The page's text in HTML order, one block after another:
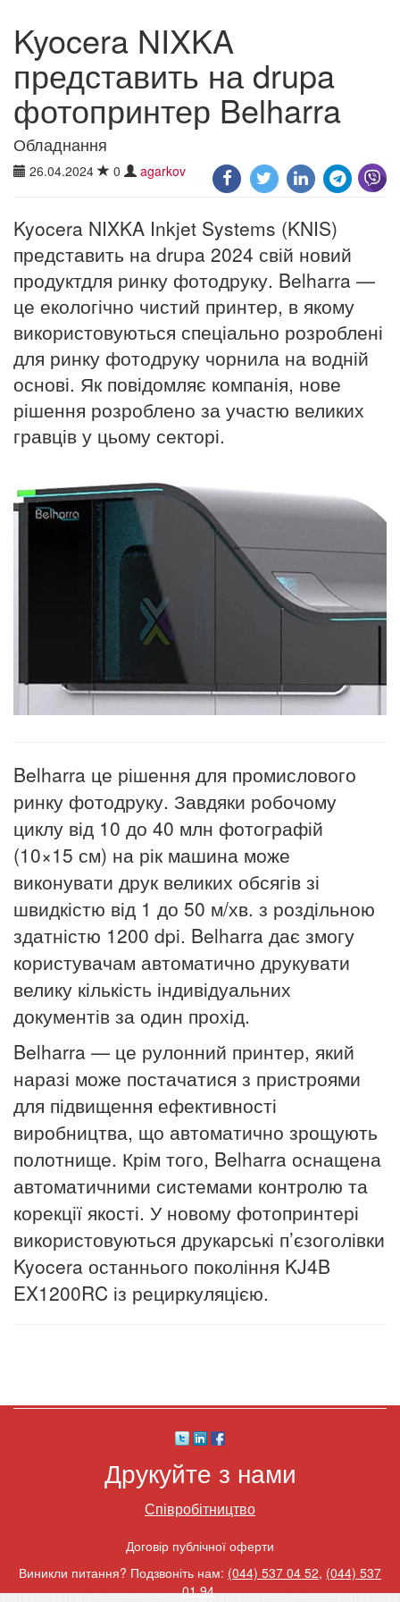
Kyocera NIXKA
представить на drupa
фотопринтер Belharra
Обладнання
26.04.2024 0 agarkov
Kyocera NIXKA Inkjet Systems (KNIS)
представить на drupa 2024 свій новий
продуктдля ринку фотодруку. Belharra —
це екологічно чистий принтер, в якому
використовуються спеціально розроблені
для ринку фотодруку чорнила на водній
основі. Як повідомляє компанія, нове
рішення розроблено за участю великих
гравців у цьому секторі.
Belharra це рішення для промислового
ринку фотодруку. Завдяки робочому
циклу від 10 до 40 млн фотографій
(10×15 см) на рік машина може
виконувати друк великих обсягів зі
швидкістю від 1 до 50 м/хв. з роздільною
здатністю 1200 dpi. Belharra дає змогу
користувачам автоматично друкувати
велику кількість індивідуальних
документів за один прохід.
Belharra — це рулонний принтер, який
наразі може постачатися з пристроями
для підвищення ефективності
виробництва, що автоматично зрощують
полотнище. Крім того, Belharra оснащена
автоматичними системами контролю та
корекції якості. У новому фотопринтері
використовуються друкарські п’єзоголівки
Kyocera останнього покоління KJ4B
EX1200RC із рециркуляцією.
Друкуйте з нами
Співробітництво
Договір публічної оферти
Виникли питання? Подзвоніть нам: (044) 537 04 52, (044) 537
01 94.